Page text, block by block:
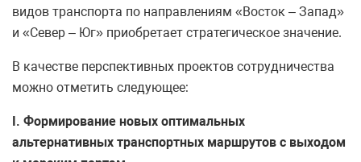
видов транспорта по направлениям «Восток – Запад»
и «Север – Юг» приобретает стратегическое значение.
В качестве перспективных проектов сотрудничества
можно отметить следующее:
I. Формирование новых оптимальных
альтернативных транспортных маршрутов с выходом